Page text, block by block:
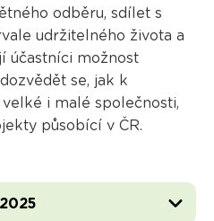
odběru, sdílet s
udržitelného života a
účastníci možnost
se, jak k
i malé společnosti,
působící v ČR.